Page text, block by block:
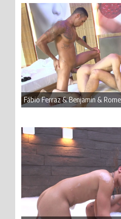
Fábio Ferraz & Benjamin &